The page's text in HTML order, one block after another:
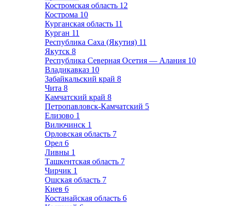
Костромская область 12
Кострома 10
Курганская область 11
Курган 11
Республика Саха (Якутия) 11
Якутск 8
Республика Северная Осетия — Алания 10
Владикавказ 10
Забайкальский край 8
Чита 8
Камчатский край 8
Петропавловск-Камчатский 5
Елизово 1
Вилючинск 1
Орловская область 7
Орел 6
Ливны 1
Ташкентская область 7
Чирчик 1
Ошская область 7
Киев 6
Костанайская область 6